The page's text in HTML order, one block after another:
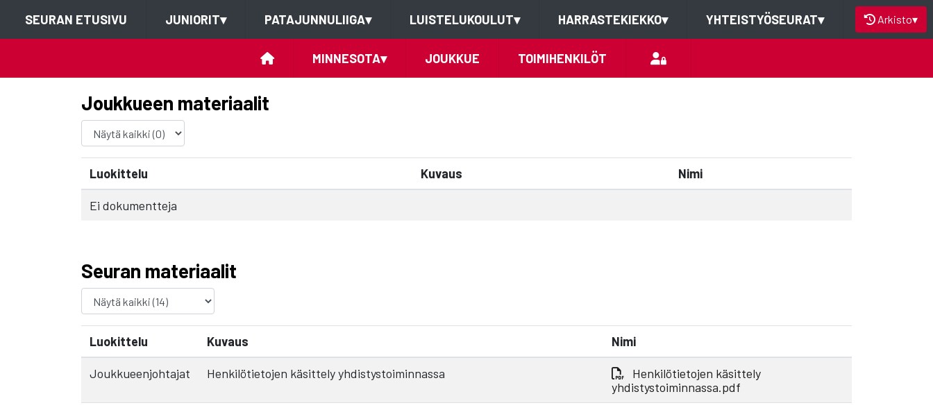
SEURAN ETUSIVU JUNIORIT▾ PATAJUNNULIIGA▾ LUISTELUKOULUT▾ HARRASTEKIEKKO▾ YHTEISTYÖSEURAT▾ Arkisto▾
MINNESOTA▾ JOUKKUE TOIMIHENKILÖT
Joukkueen materiaalit
Luokittelu Kuvaus Nimi
Ei dokumentteja
Seuran materiaalit
Luokittelu Kuvaus Nimi
Joukkueenjohtajat Henkilötietojen käsittely yhdistystoiminnassa
Henkilötietojen käsittely
yhdistystoiminnassa.pdf